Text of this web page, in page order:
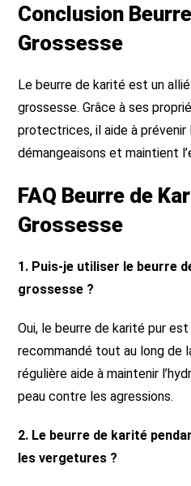
Conclusion
Grossesse
Le beurre de karité est un
grossesse. Grâce à ses
protectrices, il aide à prévenir
démangeaisons et maintient
FAQ Beurre de
Grossesse
1. Puis-je utiliser le beurre
grossesse ?
Oui, le beurre de karité pur
recommandé tout au long de
régulière aide à maintenir
peau contre les agressions.
2. Le beurre de karité
les vergetures ?